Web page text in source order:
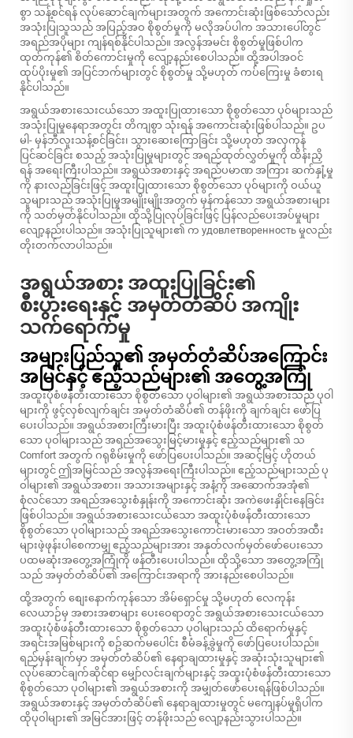
စွာ သန့်စင်ရန် လုပ်ဆောင်ချက်များအတွက် အကောင်းဆုံးဖြစ်သော်လည်း
အသုံးပြုသူသည် အပြည့်အဝ စိုစွတ်မှုကို မလိုအပ်ပါက အသားပေါ်တွင်
အရည်အပိုများ ကျန်ရစ်နိုင်ပါသည်။ အလွန်အမင်း စိုစွတ်မှုဖြစ်ပါက
ထုတ်ကုန်၏ စိတ်ကောင်းမှုကို လျော့နည်းစေပါသည်။ ထို့အပါအဝင်
ထုပ်ပိုးမှု၏ အပြင်ဘက်များတွင် စိုစွတ်မှု သို့မဟုတ် ကပ်ကြေးမှု ခံစားရ
နိုင်ပါသည်။
အရွယ်အစားသေးငယ်သော အထူးပြုထားသော စိုစွတ်သော ပုဝ်များသည်
အသုံးပြုမှုနေရာအတွင်း တိကျစွာ သုံးရန် အကောင်းဆုံးဖြစ်ပါသည်။ ဥပ
မါ- မှန်ဘီလူးသန့်စင်ခြင်း၊ သွားဆေးကြောခြင်း သို့မဟုတ် အလှကုန်
ပြင်ဆင်ခြင်း စသည့် အသုံးပြုမှုများတွင် အရည်ထုတ်လွှတ်မှုကို ထိန်းညှိ
ရန် အရေးကြီးပါသည်။ အရွယ်အစားနှင့် အရည်ပမာဏ အကြား ဆက်နှုံ့မှု
ကို နားလည်ခြင်းဖြင့် အထူးပြုထားသော စိုစွတ်သော ပုဝ်များကို ဝယ်ယူ
သူများသည် အသုံးပြုမှုအမျိုးမျိုးအတွက် မှန်ကန်သော အရွယ်အစားများ
ကို သတ်မှတ်နိုင်ပါသည်။ ထိုသို့ပြုလုပ်ခြင်းဖြင့် ပြန်လည်ပေးအပ်မှုများ
လျော့နည်းပါသည်။ အသုံးပြုသူများ၏ က удовлетворенность မှုလည်း
တိုးတက်လာပါသည်။
အရွယ်အစား အထူးပြုခြင်း၏
စီးပွားရေးနှင့် အမှတ်တံဆိပ် အကျိုး
သက်ရောက်မှု
အများပြည်သူ၏ အမှတ်တံဆိပ်အကြောင်း
အမြင်နှင့် ဧည့်သည်များ၏ အတွေ့အကြုံ
အထူးပုံစံဖန်တီးထားသော စိုစွတ်သော ပုဝါများ၏ အရွယ်အစားသည် ပုဝါ
များကို ဖွင့်လှစ်လျက်ချင်း အမှတ်တံဆိပ်၏ တန်ဖိုးကို ချက်ချင်း ဖော်ပြ
ပေးပါသည်။ အရွယ်အစားကြီးမားပြီး အထူးပုံစံဖန်တီးထားသော စိုစွတ်
သော ပုဝါများသည် အရည်အသွေးမြင့်မားမှုနှင့် ဧည့်သည်များ၏ သ
Comfort အတွက် ဂရုစိမ်းမှုကို ဖော်ပြပေးပါသည်။ အဆင့်မြင့် ဟိုတယ်
များတွင် ဤအမြင်သည် အလွန်အရေးကြီးပါသည်။ ဧည့်သည်များသည် ပု
ဝါများ၏ အရွယ်အစား၊ အသားအများနှင့် အနံ့ကို အဆောက်အအုံ၏
စုံလင်သော အရည်အသွေးစံနှုန်းကို အကောင်းဆုံး အကဲဖေးနှိုင်းနေခြင်း
ဖြစ်ပါသည်။ အရွယ်အစားသေးငယ်သော အထူးပုံစံဖန်တီးထားသော
စိုစွတ်သော ပုဝါများသည် အရည်အသွေးကောင်းမားသော အဝတ်အထီး
များဖဲ့ဖုန်းပါစေကာမျှ ဧည့်သည်များအား အနုတ်လက်မှတ်ဖော်ပေးသော
ပထမဆုံးအတွေ့အကြုံကို ဖန်တီးပေးပါသည်။ ထိုသို့သော အတွေ့အကြုံ
သည် အမှတ်တံဆိပ်၏ အကြောင်းအရာကို အားနည်းစေပါသည်။
ထို့အတွက် စျေးနောက်ကုန်သော အိမ်ရှောင်မှု သို့မဟုတ် လေကုန်း
လေယာဉ်မှ အစားအစာများ ပေးဝေရာတွင် အရွယ်အစားသေးငယ်သော
အထူးပုံစံဖန်တီးထားသော စိုစွတ်သော ပုဝါများသည် ထိရောက်မှုနှင့်
အရင်းအမြစ်များကို စဥ်ဆက်မပေါင်း စီမံခန့်ခွဲမှုကို ဖော်ပြပေးပါသည်။
ရည်မှန်းချက်မှာ အမှတ်တံဆိပ်၏ နေရာချထားမှုနှင့် အဆုံးသုံးသူများ၏
လုပ်ဆောင်ချက်ဆိုင်ရာ မျှော်လင်းချက်များနှင့် အထူးပုံစံဖန်တီးထားသော
စိုစွတ်သော ပုဝါများ၏ အရွယ်အစားကို အမျှတ်ဖော်ပေးရန်ဖြစ်ပါသည်။
အရွယ်အစားနှင့် အမှတ်တံဆိပ်၏ နေရာချထားမှုတွင် မကျေနပ်မှုရှိပါက
ထိုပုဝါများ၏ အမြင်အားဖြင့် တန်ဖိုးသည် လျော့နည်းသွားပါသည်။